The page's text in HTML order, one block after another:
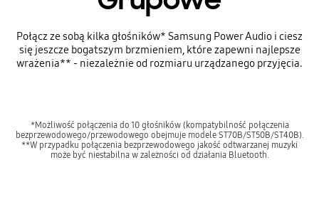
Połącz ze sobą kilka głośników* Samsung Power Audio i ciesz
się jeszcze bogatszym brzmieniem, które zapewni najlepsze
wrażenia** - niezależnie od rozmiaru urządzanego przyjęcia.
*Możliwość połączenia do 10 głośników (kompatybilność połączenia
bezprzewodowego/przewodowego obejmuje modele ST70B/ST50B/ST40B).
**W przypadku połączenia bezprzewodowego jakość odtwarzanej muzyki
może być niestabilna w zależności od działania Bluetooth.